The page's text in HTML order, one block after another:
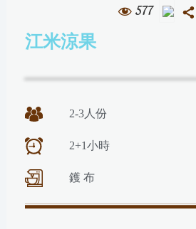
577
江米涼果
2-3人份
2+1小時
鑊 布